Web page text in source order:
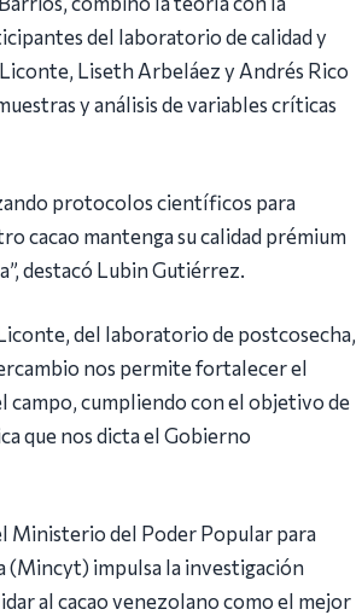
del laboratorio de calidad y
Liseth Arbeláez y Andrés Rico
y análisis de variables críticas
protocolos científicos para
cacao mantenga su calidad prémium
destacó Lubin Gutiérrez.
del laboratorio de postcosecha,
nos permite fortalecer el
campo, cumpliendo con el objetivo de
que nos dicta el Gobierno
Ministerio del Poder Popular para
(Mincyt) impulsa la investigación
al cacao venezolano como el mejor